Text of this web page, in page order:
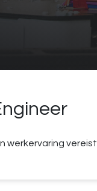
werkervaring vereist